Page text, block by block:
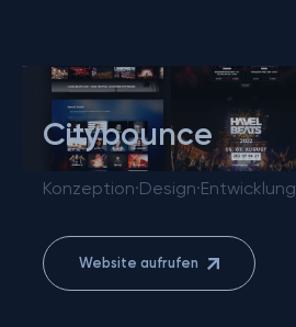
Citybounce
Konzeption·Design·Entwicklung
Website aufrufen